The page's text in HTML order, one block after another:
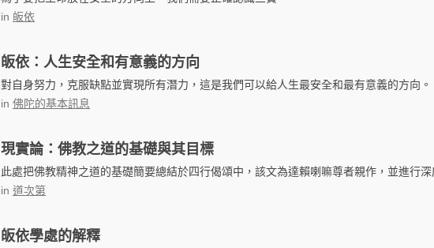
in 皈依
皈依：人生安全和有意義的方向
對自身努力，克服缺點並實現所有潛力，這是我們可以給人生最安全和最有意義的方向。
in 佛陀的基本訊息
現實論：佛教之道的基礎與其目標
此處把佛教精神之道的基礎簡要總結於四行偈頌中，該文為達賴喇嘛尊者親作，並進行深
in 道次第
皈依學處的解釋